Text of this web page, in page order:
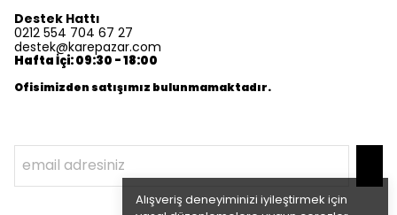
Alışveriş deneyiminizi iyileştirmek için
Destek Hattı
0212 554 704 67 27
destek@karepazar.com
Hafta İçi: 09:30 - 18:00
Ofisimizden satışımız bulunmamaktadır.